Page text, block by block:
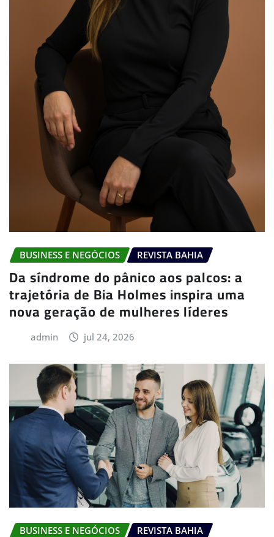
BUSINESS E NEGÓCIOS REVISTA BAHIA
Da síndrome do pânico aos palcos: a
trajetória de Bia Holmes inspira uma
nova geração de mulheres líderes
admin jul 24, 2026
BUSINESS E NEGÓCIOS REVISTA BAHIA